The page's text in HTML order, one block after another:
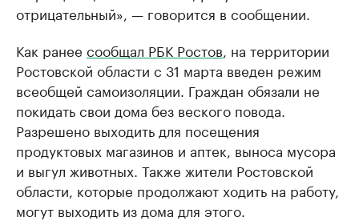
отрицательный», — говорится в сообщении.
Как ранее сообщал РБК Ростов , на территории
Ростовской области с 31 марта введен режим
всеобщей самоизоляции. Граждан обязали не
покидать свои дома без веского повода.
Разрешено выходить для посещения
продуктовых магазинов и аптек, выноса мусора
и выгул животных. Также жители Ростовской
области, которые продолжают ходить на работу,
могут выходить из дома для этого.